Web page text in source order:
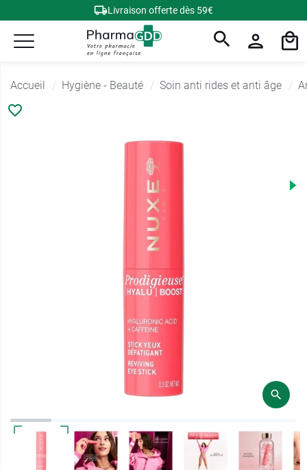
Livraison offerte dès 59€
Accueil Hygiène - Beauté Soin anti rides et anti âge